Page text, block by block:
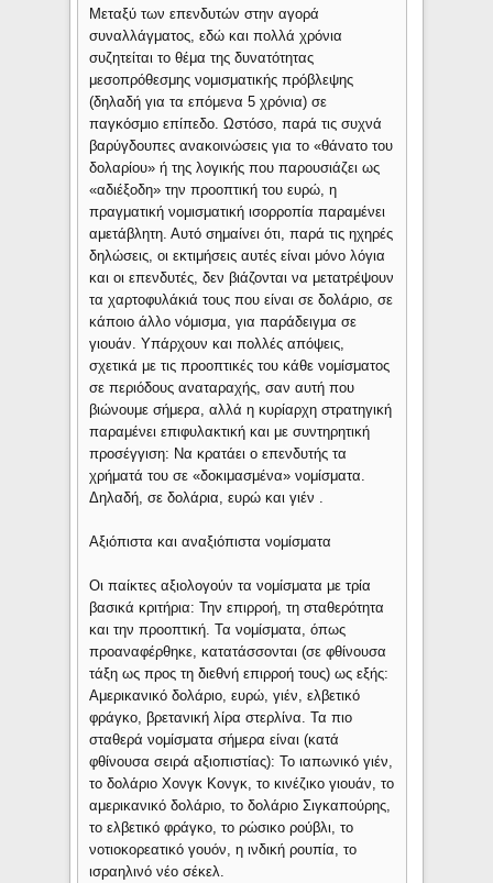
Μεταξύ των επενδυτών στην αγορά
συναλλάγματος, εδώ και πολλά χρόνια
συζητείται το θέμα της δυνατότητας
μεσοπρόθεσμης νομισματικής πρόβλεψης
(δηλαδή για τα επόμενα 5 χρόνια) σε
παγκόσμιο επίπεδο. Ωστόσο, παρά τις συχνά
βαρύγδουπες ανακοινώσεις για το «θάνατο του
δολαρίου» ή της λογικής που παρουσιάζει ως
«αδιέξοδη» την προοπτική του ευρώ, η
πραγματική νομισματική ισορροπία παραμένει
αμετάβλητη. Αυτό σημαίνει ότι, παρά τις ηχηρές
δηλώσεις, οι εκτιμήσεις αυτές είναι μόνο λόγια
και οι επενδυτές, δεν βιάζονται να μετατρέψουν
τα χαρτοφυλάκιά τους που είναι σε δολάριο, σε
κάποιο άλλο νόμισμα, για παράδειγμα σε
γιουάν. Υπάρχουν και πολλές απόψεις,
σχετικά με τις προοπτικές του κάθε νομίσματος
σε περιόδους αναταραχής, σαν αυτή που
βιώνουμε σήμερα, αλλά η κυρίαρχη στρατηγική
παραμένει επιφυλακτική και με συντηρητική
προσέγγιση: Να κρατάει ο επενδυτής τα
χρήματά του σε «δοκιμασμένα» νομίσματα.
Δηλαδή, σε δολάρια, ευρώ και γιέν .
Αξιόπιστα και αναξιόπιστα νομίσματα
Οι παίκτες αξιολογούν τα νομίσματα με τρία
βασικά κριτήρια: Την επιρροή, τη σταθερότητα
και την προοπτική. Τα νομίσματα, όπως
προαναφέρθηκε, κατατάσσονται (σε φθίνουσα
τάξη ως προς τη διεθνή επιρροή τους) ως εξής:
Αμερικανικό δολάριο, ευρώ, γιέν, ελβετικό
φράγκο, βρετανική λίρα στερλίνα. Τα πιο
σταθερά νομίσματα σήμερα είναι (κατά
φθίνουσα σειρά αξιοπιστίας): Το ιαπωνικό γιέν,
το δολάριο Χονγκ Κονγκ, το κινέζικο γιουάν, το
αμερικανικό δολάριο, το δολάριο Σιγκαπούρης,
το ελβετικό φράγκο, το ρώσικο ρούβλι, το
νοτιοκορεατικό γουόν, η ινδική ρουπία, το
ισραηλινό νέο σέκελ.